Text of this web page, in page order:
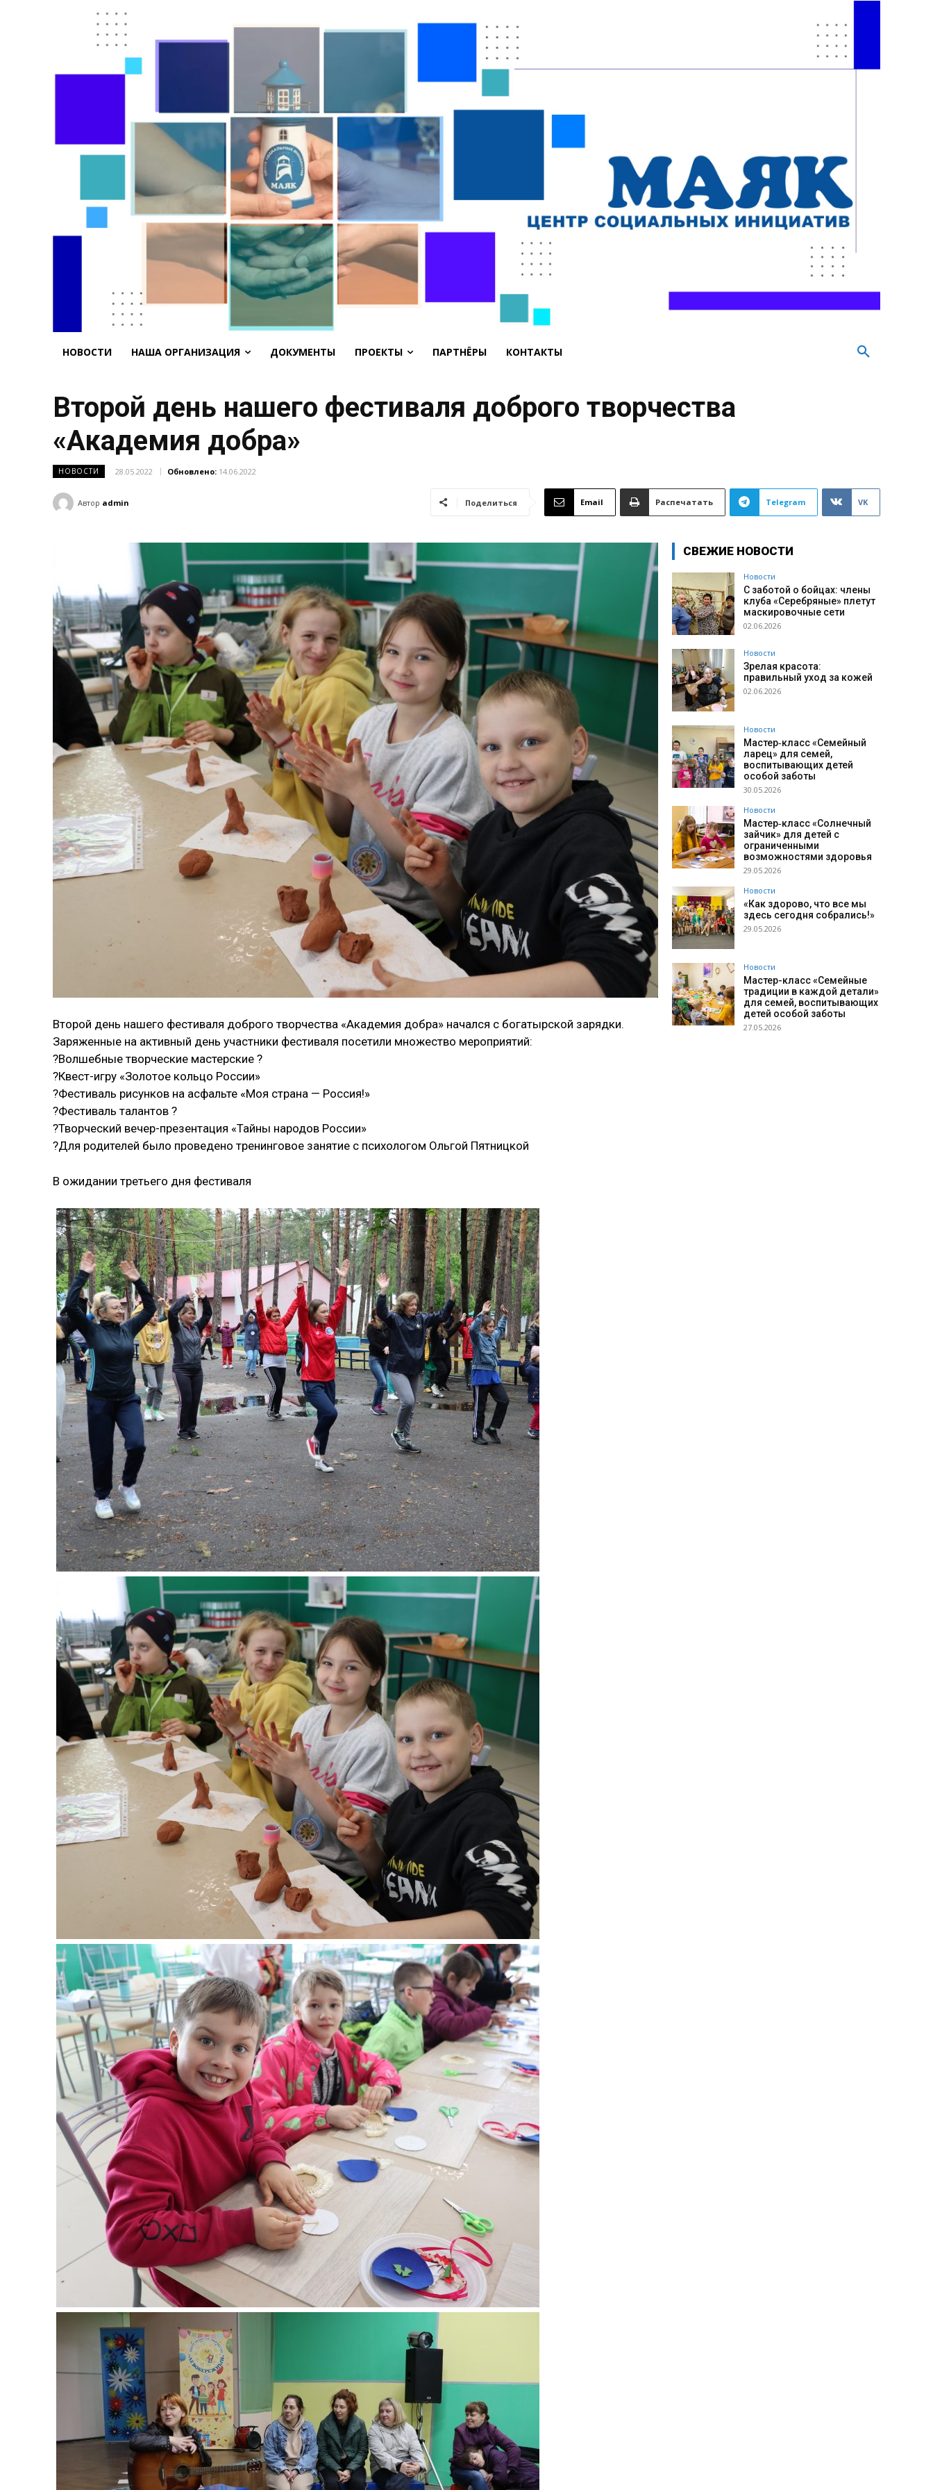
НОВОСТИ НАША ОРГАНИЗАЦИЯ ДОКУМЕНТЫ ПРОЕКТЫ ПАРТНЁРЫ КОНТАКТЫ
Второй день нашего фестиваля доброго творчества
«Академия добра»
НОВОСТИ 28.05.2022 Обновлено: 14.06.2022
Автор admin Поделиться Email Распечатать Telegram VK
Второй день нашего фестиваля доброго творчества «Академия добра» начался с богатырской зарядки.
Заряженные на активный день участники фестиваля посетили множество мероприятий:
?Волшебные творческие мастерские ?
?Квест-игру «Золотое кольцо России»
?Фестиваль рисунков на асфальте «Моя страна — Россия!»
?Фестиваль талантов ?
?Творческий вечер-презентация «Тайны народов России»
?Для родителей было проведено тренинговое занятие с психологом Ольгой Пятницкой
В ожидании третьего дня фестиваля
СВЕЖИЕ НОВОСТИ
Новости
С заботой о бойцах: члены
клуба «Серебряные» плетут
маскировочные сети
02.06.2026
Новости
Зрелая красота:
правильный уход за кожей
02.06.2026
Новости
Мастер‑класс «Семейный
ларец» для семей,
воспитывающих детей
особой заботы
30.05.2026
Новости
Мастер‑класс «Солнечный
зайчик» для детей с
ограниченными
возможностями здоровья
29.05.2026
Новости
«Как здорово, что все мы
здесь сегодня собрались!»
29.05.2026
Новости
Мастер-класс «Семейные
традиции в каждой детали»
для семей, воспитывающих
детей особой заботы
27.05.2026